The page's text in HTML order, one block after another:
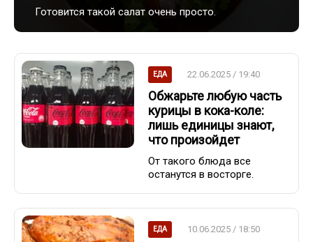
Готовится такой салат очень просто.
ЕДА 22.06.2025 / 19:40
Обжарьте любую часть
курицы в кока-коле:
лишь единицы знают,
что произойдет
От такого блюда все
останутся в восторге.
ЕДА 10.06.2025 / 18:50